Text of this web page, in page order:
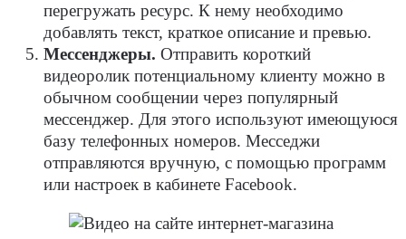
перегружать ресурс. К нему необходимо
добавлять текст, краткое описание и превью.
Мессенджеры. Отправить короткий
видеоролик потенциальному клиенту можно в
обычном сообщении через популярный
мессенджер. Для этого используют имеющуюся
базу телефонных номеров. Месседжи
отправляются вручную, с помощью программ
или настроек в кабинете Facebook.